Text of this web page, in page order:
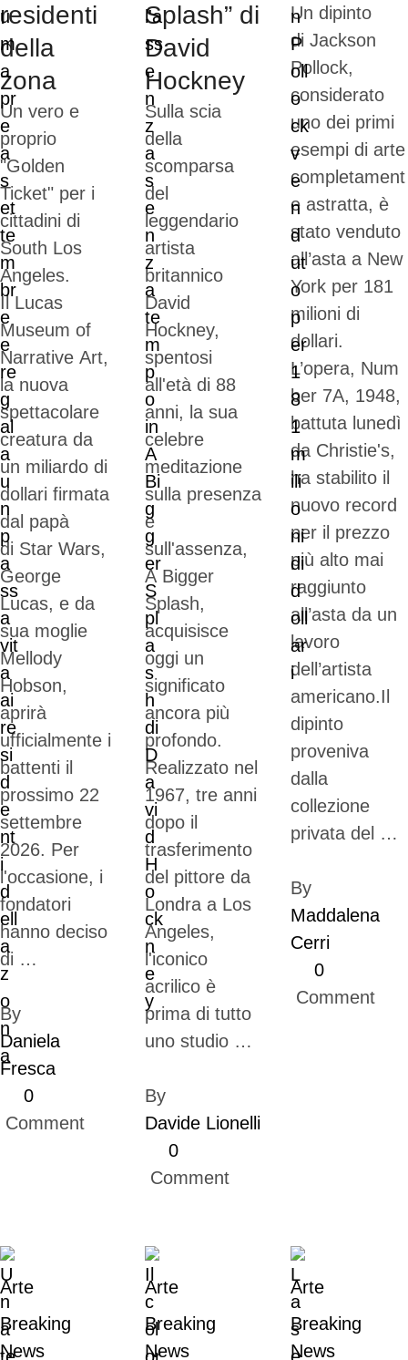
residenti
della
zona
Un vero e
proprio
"Golden
Ticket" per i
cittadini di
South Los
Angeles.
Il Lucas
Museum of
Narrative Art,
la nuova
spettacolare
creatura da
un miliardo di
dollari firmata
dal papà
di Star Wars,
George
Lucas, e da
sua moglie
Mellody
Hobson,
aprirà
ufficialmente i
battenti il
prossimo 22
settembre
2026. Per
l'occasione, i
fondatori
hanno deciso
di …
By
Daniela
Fresca
0
Comment
Splash” di
David
Hockney
Sulla scia
della
scomparsa
del
leggendario
artista
britannico
David
Hockney,
spentosi
all'età di 88
anni, la sua
celebre
meditazione
sulla presenza
e
sull'assenza,
A Bigger
Splash,
acquisisce
oggi un
significato
ancora più
profondo.
Realizzato nel
1967, tre anni
dopo il
trasferimento
del pittore da
Londra a Los
Angeles,
l'iconico
acrilico è
prima di tutto
uno studio …
By
Davide Lionelli
0
Comment
Un dipinto
di Jackson
Pollock,
considerato
uno dei primi
esempi di arte
completament
e astratta, è
stato venduto
all’asta a New
York per 181
milioni di
dollari.
L’opera, Num
ber 7A, 1948,
battuta lunedì
da Christie's,
ha stabilito il
nuovo record
per il prezzo
più alto mai
raggiunto
all’asta da un
lavoro
dell’artista
americano.Il
dipinto
proveniva
dalla
collezione
privata del …
By
Maddalena
Cerri
0
Comment
Arte
Breaking
News
Arte
Breaking
News
Arte
Breaking
News